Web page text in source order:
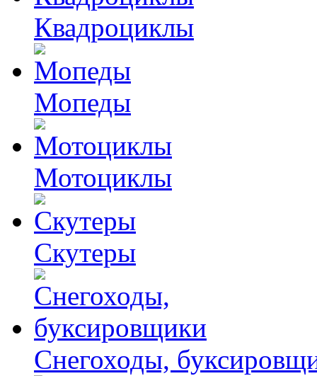
Квадроциклы
Мопеды
Мотоциклы
Скутеры
Снегоходы,